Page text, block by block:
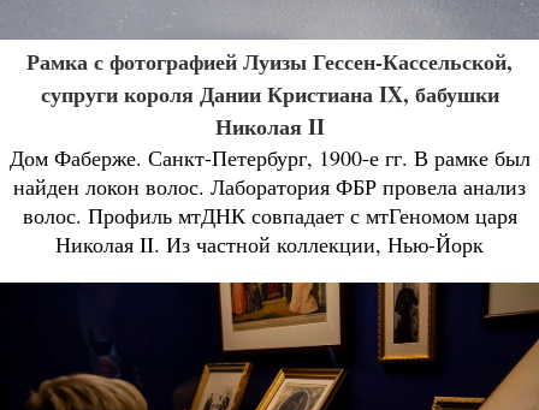
Рамка с фотографией Луизы Гессен-Кассельской,
супруги короля Дании Кристиана IX, бабушки
Николая II
Дом Фаберже. Санкт-Петербург, 1900-е гг. В рамке был
найден локон волос. Лаборатория ФБР провела анализ
волос. Профиль мтДНК совпадает с мтГеномом царя
Николая II. Из частной коллекции, Нью-Йорк